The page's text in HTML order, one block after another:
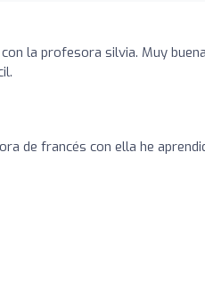
la profesora silvia. Muy
de francés con ella he